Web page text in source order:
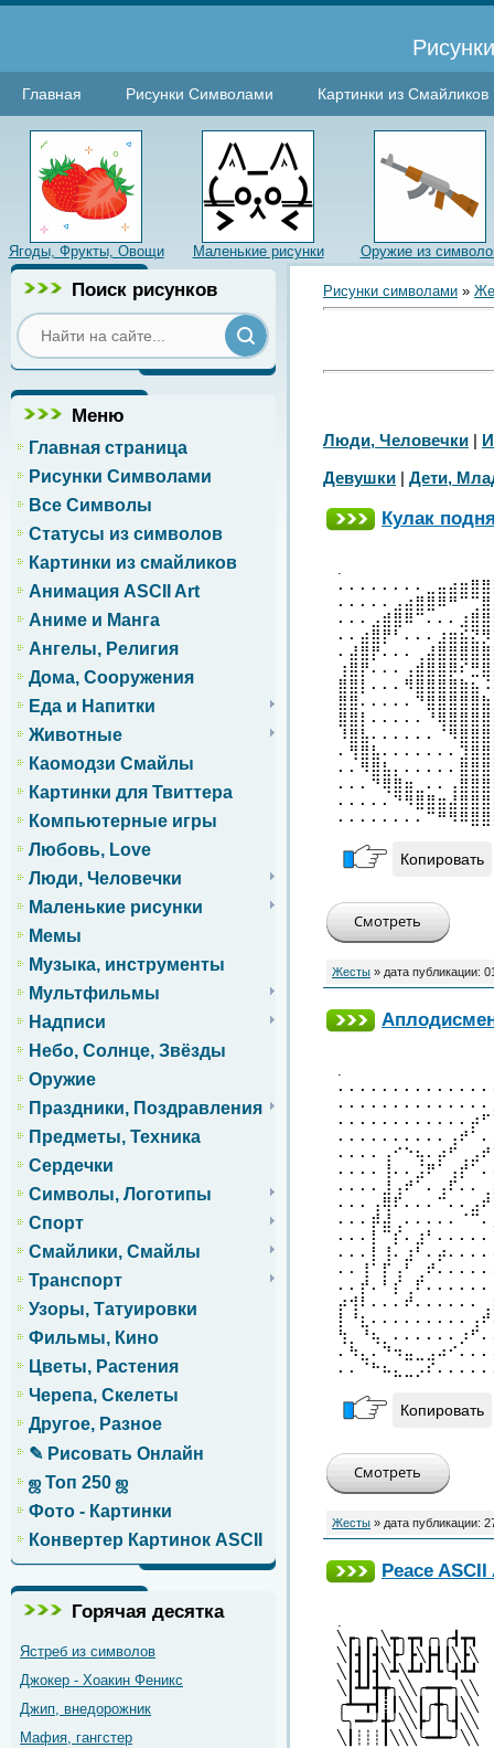
Главная Рисунки Символами Картинки из Смайликов
Ягоды, Фрукты, Овощи Маленькие рисунки Оружие из
Поиск рисунков
Меню
Главная страница
Рисунки Символами
Все Символы
Статусы из символов
Картинки из смайликов
Анимация ASCII Art
Аниме и Манга
Ангелы, Религия
Дома, Сооружения
Еда и Напитки
Животные
Каомодзи Смайлы
Картинки для Твиттера
Компьютерные игры
Любовь, Love
Люди, Человечки
Маленькие рисунки
Мемы
Музыка, инструменты
Мультфильмы
Надписи
Небо, Солнце, Звёзды
Оружие
Праздники, Поздравления
Предметы, Техника
Сердечки
Символы, Логотипы
Спорт
Смайлики, Смайлы
Транспорт
Узоры, Татуировки
Фильмы, Кино
Цветы, Растения
Черепа, Скелеты
Другое, Разное
✎ Рисовать Онлайн
ஜ Топ 250 ஜ
Фото - Картинки
Конвертер Картинок ASCII
Горячая десятка
Ястреб из символов
Джокер - Хоакин Феникс
Джип, внедорожник
Мафия, гангстер
Рисунки символами »
Люди, Человечки |
Девушки | Дети,
Кулак
.
Копировать
Жесты » дата публикации:
.
Копировать
Жесты » дата публикации:
Peace
.
╲┏╮┏╮╲┳╮┳┓╭╮╭┫┳┓
╲┃┫┃┫╲┣╯┣╲┣┫┃╲┣╲
╲┃┫┃┫╲┻╲┻┛┛┗╰┫┻┛
╲┃┻┛╋┳╮╲╲╭━┳━╮╲╲
╭┻━┳┫┋┃╲╲┃╭╋╮┃╲╲
╰╮━━╯╋╯╲╲┣╯┃╰┫╲╲
╲┃┊┊┊┃╲╲╲╰━┻━╯╲╲